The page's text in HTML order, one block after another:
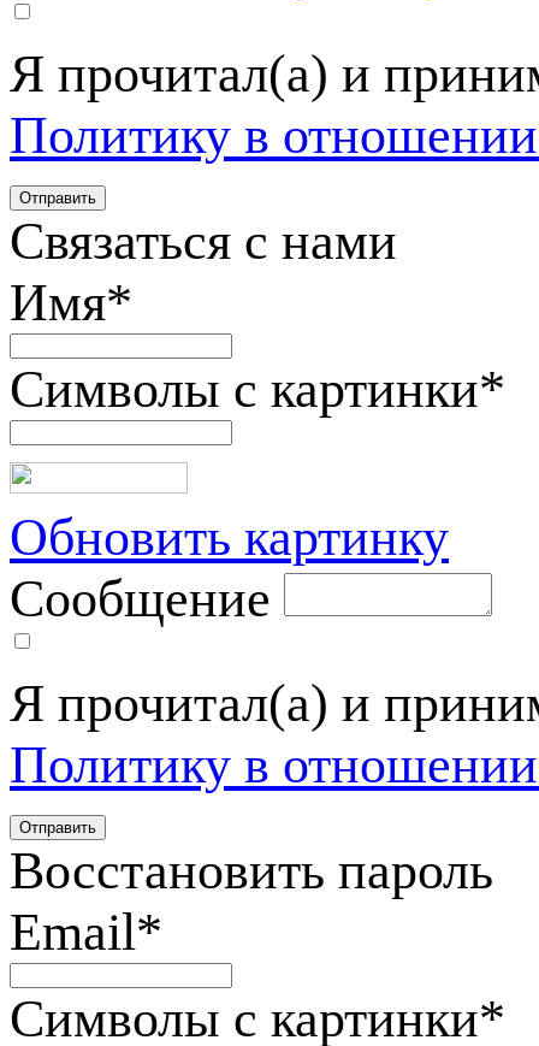
Я прочитал(а) и
Политику в
Связаться с нами
Имя*
Символы с картинки*
Обновить картинку
Сообщение
Я прочитал(а) и
Политику в
Восстановить пароль
Email*
Символы с картинки*